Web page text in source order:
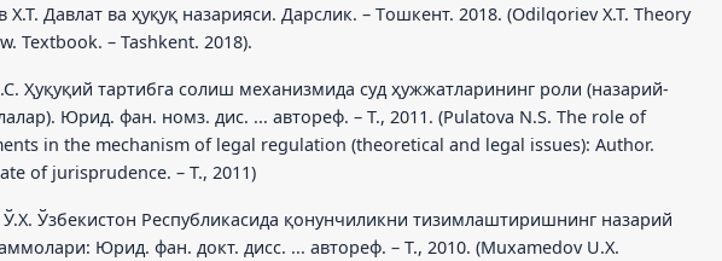
X.T. Давлат ва ҳуқуқ назарияси. Дарслик. – Tошкент. 2018. (Odilqoriev X.T. Theory
Textbook. – Tashkent. 2018).
Ҳуқуқий тартибга солиш механизмида суд ҳужжатларининг роли (назарий-
Юрид. фан. номз. дис. ... автореф. – Т., 2011. (Pulatova N.S. The role of
in the mechanism of legal regulation (theoretical and legal issues): Author.
of jurisprudence. – T., 2011)
Ўзбекистон Республикасида қонунчиликни тизимлаштиришнинг назарий
Юрид. фан. докт. дисс. ... автореф. – Т., 2010. (Muxamedov U.X.